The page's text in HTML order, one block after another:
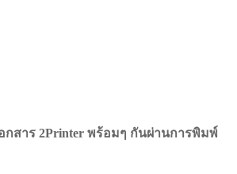
กสาร 2Printer พร้อมๆ กันผ่านการพิมพ์